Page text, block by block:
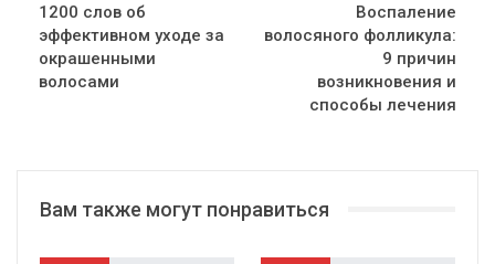
1200 слов об
эффективном уходе за
окрашенными
волосами
Воспаление
волосяного фолликула:
9 причин
возникновения и
способы лечения
Вам также могут понравиться